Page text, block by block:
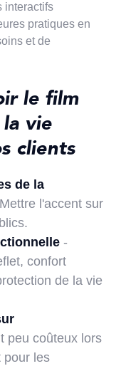
interactifs
pratiques en
et de
le film
vie
clients
de la
l'accent sur
-
confort
de la vie
peu coûteux lors
pour les